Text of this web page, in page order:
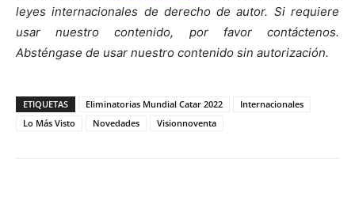
leyes internacionales de derecho de autor. Si requiere
usar nuestro contenido, por favor contáctenos.
Absténgase de usar nuestro contenido sin autorización.
ETIQUETAS Eliminatorias Mundial Catar 2022
Internacionales
Lo Más Visto
Novedades Visionnoventa